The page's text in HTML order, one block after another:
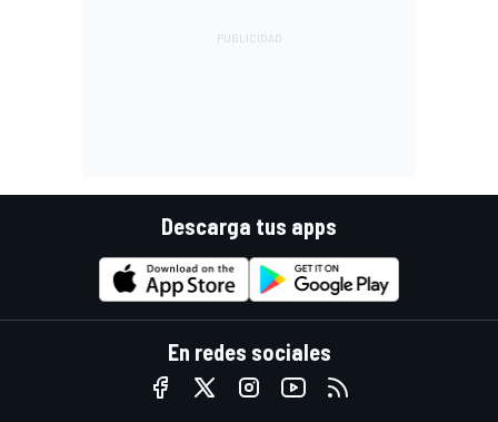
Descarga tus apps
En redes sociales